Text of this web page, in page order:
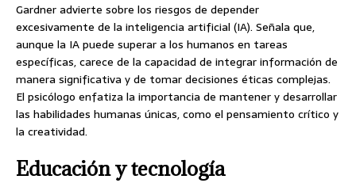
Gardner advierte sobre los riesgos de depender
excesivamente de la inteligencia artificial (IA). Señala que,
aunque la IA puede superar a los humanos en tareas
específicas, carece de la capacidad de integrar información de
manera significativa y de tomar decisiones éticas complejas.
El psicólogo enfatiza la importancia de mantener y desarrollar
las habilidades humanas únicas, como el pensamiento crítico y
la creatividad.
Educación y tecnología